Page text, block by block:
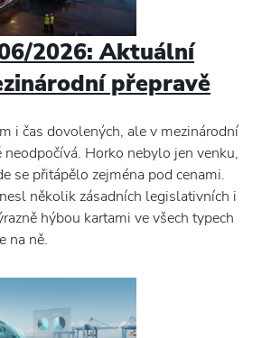
2026: Aktuální
přepravě
i čas dovolených, ale v mezinárodní
Horko nebylo jen venku,
se přitápělo zejména pod cenami.
několik zásadních legislativních i
hýbou kartami ve všech typech
na ně.